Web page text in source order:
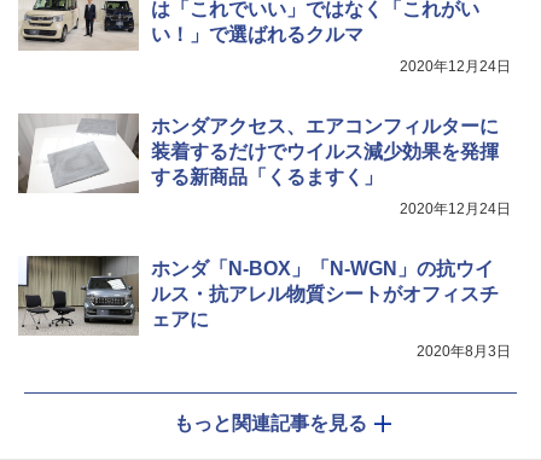
は「これでいい」ではなく「これがい
い！」で選ばれるクルマ
2020年12月24日
ホンダアクセス、エアコンフィルターに
装着するだけでウイルス減少効果を発揮
する新商品「くるますく」
2020年12月24日
ホンダ「N-BOX」「N-WGN」の抗ウイ
ルス・抗アレル物質シートがオフィスチ
ェアに
2020年8月3日
もっと関連記事を見る